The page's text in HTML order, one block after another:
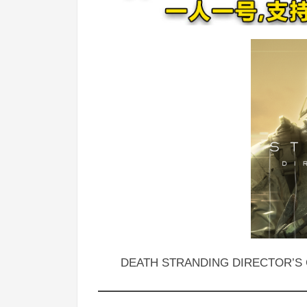
DEATH STRANDING DIRECTOR’S